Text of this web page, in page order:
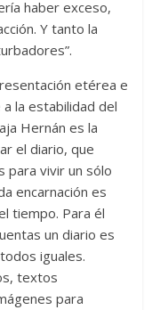
haber exceso,
Y tanto la
etérea e
la estabilidad del
Hernán es la
el diario, que
para vivir un sólo
encarnación es
tiempo. Para él
un diario es
iguales.
textos
para